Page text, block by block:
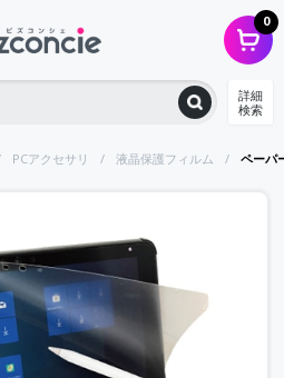
0
詳細
検索
PCアクセサリ 液晶保護フィルム ペーパ